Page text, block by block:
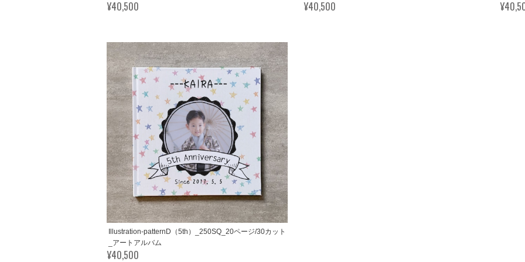
¥40,500 ¥40,500
Illustration-patternD（5th）_250SQ_20ページ/30カット
_アートアルバム
¥40,500